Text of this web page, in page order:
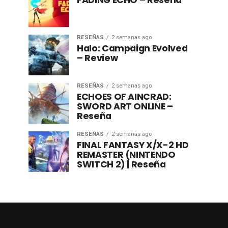
RESEÑAS 2 semanas ago
Halo: Campaign Evolved
– Review
RESEÑAS 2 semanas ago
ECHOES OF AINCRAD:
SWORD ART ONLINE –
Reseña
RESEÑAS 2 semanas ago
FINAL FANTASY X/X-2 HD
REMASTER (NINTENDO
SWITCH 2) | Reseña